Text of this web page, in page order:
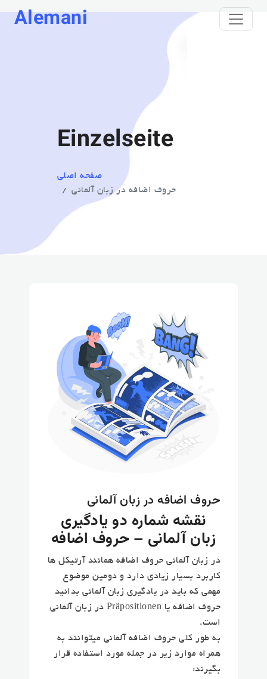
Alemani
Einzelseite
صفحه اصلی
حروف اضافه در زبان آلمانی
حروف اضافه در زبان آلمانی
نقشه شماره دو یادگیری
زبان آلمانی – حروف اضافه
در زبان آلمانی حروف اضافه همانند آرتیکل ها
کاربرد بسیار زیادی دارد و دومین موضوع
مهمی که باید در یادگیری زبان آلمانی بدانید
حروف اضافه یا Präpositionen در زبان آلمانی
است.
به طور کلی حروف اضافه آلمانی میتوانند به
همراه موارد زیر در جمله مورد استفاده قرار
بگیرند: